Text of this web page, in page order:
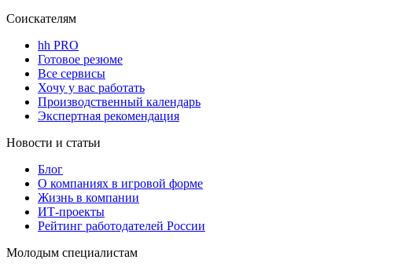
Соискателям
hh PRO
Готовое резюме
Все сервисы
Хочу у вас работать
Производственный календарь
Экспертная рекомендация
Новости и статьи
Блог
О компаниях в игровой форме
Жизнь в компании
ИТ-проекты
Рейтинг работодателей России
Молодым специалистам